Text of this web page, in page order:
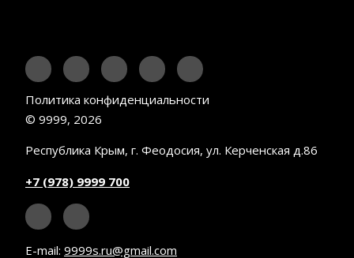
Политика конфиденциальности
© 9999, 2026
Республика Крым, г. Феодосия, ул. Керченская д.86
+7 (978) 9999 700
E-mail: 9999s.ru@gmail.com